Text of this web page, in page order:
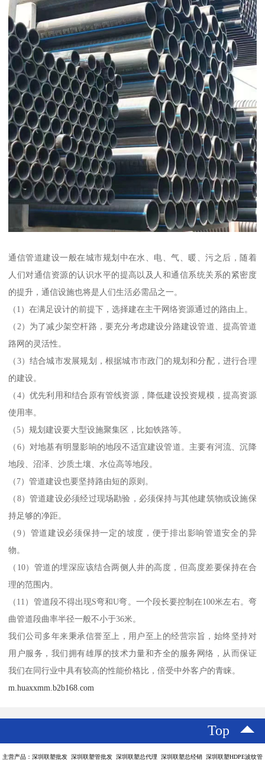
通信管道建设一般在城市规划中在水、电、气、暖、污之后，随着
人们对通信资源的认识水平的提高以及人和通信系统关系的紧密度
的提升，通信设施也将是人们生活必需品之一。
（1）在满足设计的前提下，选择建在主干网络资源通过的路由上。
（2）为了减少架空杆路，要充分考虑建设分路建设管道、提高管道
路网的灵活性。
（3）结合城市发展规划，根据城市市政门的规划和分配，进行合理
的建设。
（4）优先利用和结合原有管线资源，降低建设投资规模，提高资源
使用率。
（5）规划建设要大型设施聚集区，比如铁路等。
（6）对地基有明显影响的地段不适宜建设管道。主要有河流、沉降
地段、沼泽、沙质土壤、水位高等地段。
（7）管道建设也要坚持路由短的原则。
（8）管道建设必须经过现场勘验，必须保持与其他建筑物或设施保
持足够的净距。
（9）管道建设必须保持一定的坡度，便于排出影响管道安全的异
物。
（10）管道的埋深应该结合两侧人井的高度，但高度差要保持在合
理的范围内。
（11）管道段不得出现S弯和U弯。一个段长要控制在100米左右。弯
曲管道段曲率半径一般不小于36米。
我们公司多年来秉承信誉至上，用户至上的经营宗旨，始终坚持对
用户服务，我们拥有雄厚的技术力量和齐全的服务网络，从而保证
我们在同行业中具有较高的性能价格比，倍受中外客户的青睐。
m.huaxxmm.b2b168.com
Top
主营产品：深圳联塑批发 深圳联塑管批发 深圳联塑总代理 深圳联塑总经销 深圳联塑HDPE波纹管